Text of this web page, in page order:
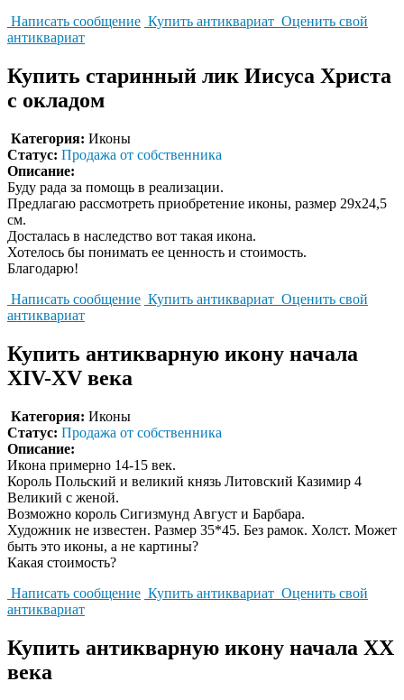
Написать сообщение Купить антиквариат Оценить свой
антиквариат
Купить старинный лик Иисуса Христа
с окладом
Категория: Иконы
Статус: Продажа от собственника
Описание:
Буду рада за помощь в реализации.
Предлагаю рассмотреть приобретение иконы, размер 29х24,5
см.
Досталась в наследство вот такая икона.
Хотелось бы понимать ее ценность и стоимость.
Благодарю!
Написать сообщение Купить антиквариат Оценить свой
антиквариат
Купить антикварную икону начала
XIV-XV века
Категория: Иконы
Статус: Продажа от собственника
Описание:
Икона примерно 14-15 век.
Король Польский и великий князь Литовский Казимир 4
Великий с женой.
Возможно король Сигизмунд Август и Барбара.
Художник не известен. Размер 35*45. Без рамок. Холст. Может
быть это иконы, а не картины?
Какая стоимость?
Написать сообщение Купить антиквариат Оценить свой
антиквариат
Купить антикварную икону начала XX
века